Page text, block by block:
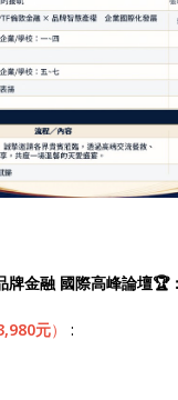
牌金融 國際高峰論壇🏆：
元）